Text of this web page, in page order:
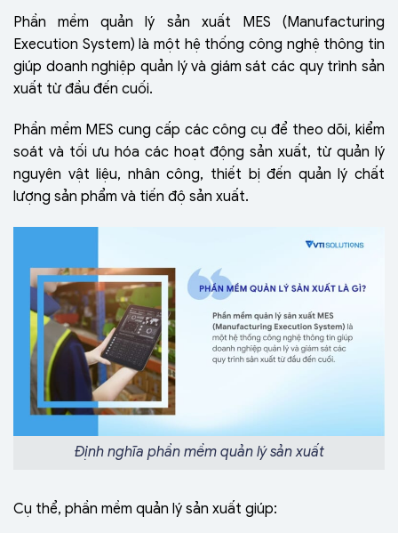
Phần mềm quản lý sản xuất MES (Manufacturing
Execution System) là một hệ thống công nghệ thông tin
giúp doanh nghiệp quản lý và giám sát các quy trình sản
xuất từ đầu đến cuối.
Phần mềm MES cung cấp các công cụ để theo dõi, kiểm
soát và tối ưu hóa các hoạt động sản xuất, từ quản lý
nguyên vật liệu, nhân công, thiết bị đến quản lý chất
lượng sản phẩm và tiến độ sản xuất.
Định nghĩa phần mềm quản lý sản xuất
Cụ thể, phần mềm quản lý sản xuất giúp: